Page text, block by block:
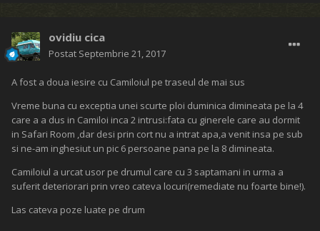
ovidiu cica
Postat Septembrie 21, 2017
A fost a doua iesire cu Camiloiul pe traseul de mai sus
Vreme buna cu exceptia unei scurte ploi duminica dimineata pe la 4
care a a dus in Camiloi inca 2 intrusi:fata cu ginerele care au dormit
in Safari Room ,dar desi prin cort nu a intrat apa,a venit insa pe sub
si ne-am inghesiut un pic 6 persoane pana pe la 8 dimineata.
Camiloiul a urcat usor pe drumul care cu 3 saptamani in urma a
suferit deteriorari prin vreo cateva locuri(remediate nu foarte bine!).
Las cateva poze luate pe drum